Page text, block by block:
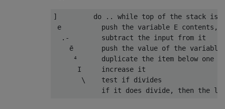
]         do .. while top of the stack is
e          push the variable E contents,
  .-        subtract the input from it
ē       push the value of the
⁴      duplicate the item below one
      I     increase it
       \    test if divides